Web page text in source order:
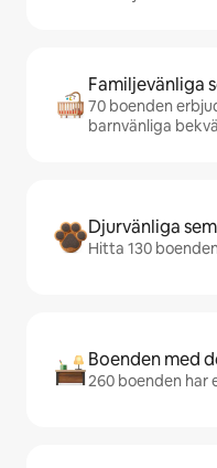
Familjevänliga
70 boenden
barnvänliga
Djurvänliga
Hitta 130
Boenden med
260 boenden har